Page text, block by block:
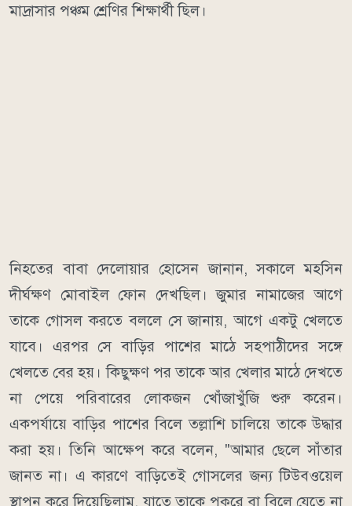
মাদ্রাসার পঞ্চম শ্রেণির শিক্ষার্থী ছিল।
নিহতের বাবা দেলোয়ার হোসেন জানান, সকালে মহসিন
দীর্ঘক্ষণ মোবাইল ফোন দেখছিল। জুমার নামাজের আগে
তাকে গোসল করতে বললে সে জানায়, আগে একটু খেলতে
যাবে। এরপর সে বাড়ির পাশের মাঠে সহপাঠীদের সঙ্গে
খেলতে বের হয়। কিছুক্ষণ পর তাকে আর খেলার মাঠে দেখতে
না পেয়ে পরিবারের লোকজন খোঁজাখুঁজি শুরু করেন।
একপর্যায়ে বাড়ির পাশের বিলে তল্লাশি চালিয়ে তাকে উদ্ধার
করা হয়। তিনি আক্ষেপ করে বলেন, "আমার ছেলে সাঁতার
জানত না। এ কারণে বাড়িতেই গোসলের জন্য টিউবওয়েল
স্থাপন করে দিয়েছিলাম, যাতে তাকে পুকুরে বা বিলে যেতে না